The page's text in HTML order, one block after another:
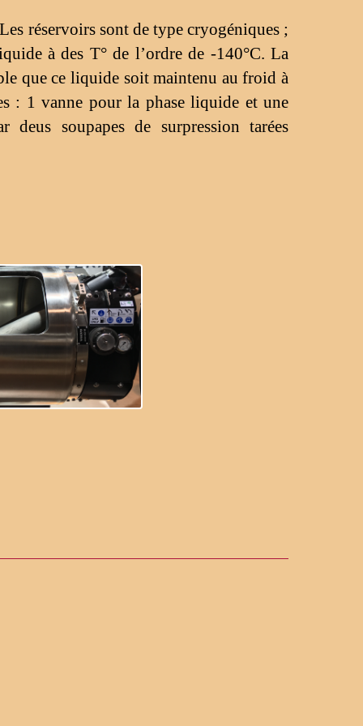
réservoirs sont de type cryogéniques ;
à des T° de l’ordre de -140°C. La
que ce liquide soit maintenu au froid à
: 1 vanne pour la phase liquide et une
deus soupapes de surpression tarées